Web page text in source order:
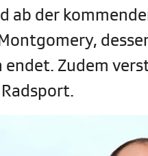
ab der
Zudem